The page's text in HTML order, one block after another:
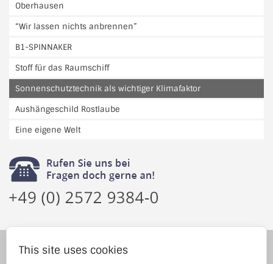
Oberhausen
“Wir lassen nichts anbrennen”
B1-SPINNAKER
Stoff für das Raumschiff
Sonnenschutztechnik als wichtiger Klimafaktor
Aushängeschild Rostlaube
Eine eigene Welt
active in Germany and abroad with the development and sales
This site uses cookies